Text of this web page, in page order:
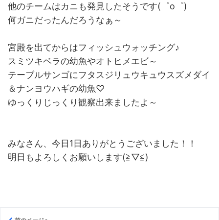
他のチームはカニも発見したそうです(゜o゜)
何ガニだったんだろうなぁ～
宮殿を出てからはフィッシュウォッチング♪
スミツキベラの幼魚やオトヒメエビ～
テーブルサンゴにフタスジリュウキュウスズメダイ
＆ナンヨウハギの幼魚♡
ゆっくりじっくり観察出来ましたよ～
みなさん、今日1日ありがとうございました！！
明日もよろしくお願いします(≧▽≦)